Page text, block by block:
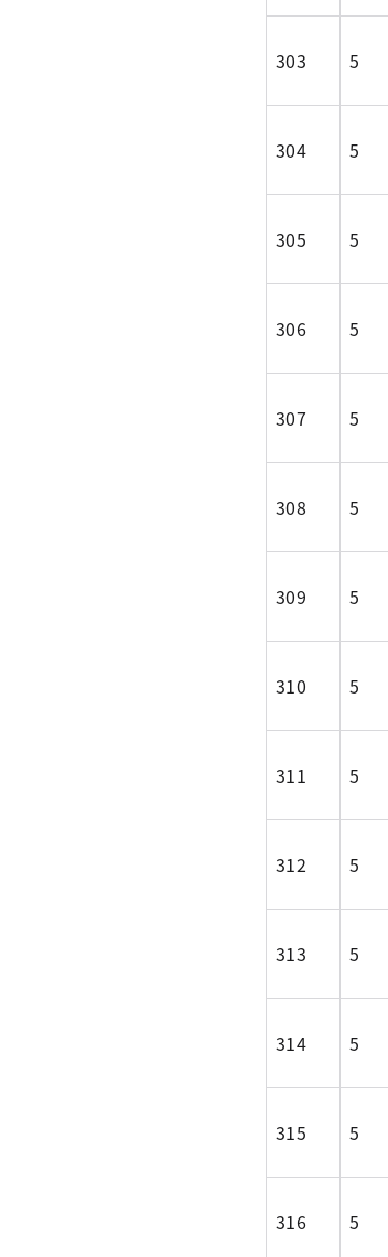
303 5
304 5
305 5
306 5
307 5
308 5
309 5
310 5
311 5
312 5
313 5
314 5
315 5
316 5